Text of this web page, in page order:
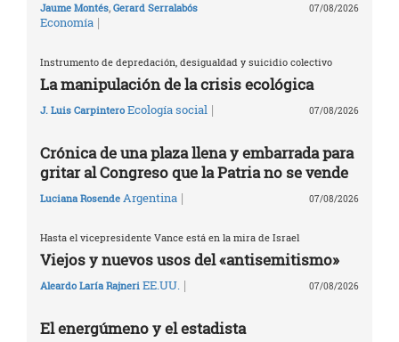
Jaume Montés, Gerard Serralabós
Economía |
07/08/2026
Instrumento de depredación, desigualdad y suicidio colectivo
La manipulación de la crisis ecológica
J. Luis Carpintero Ecología social | 07/08/2026
Crónica de una plaza llena y embarrada para
gritar al Congreso que la Patria no se vende
Luciana Rosende Argentina | 07/08/2026
Hasta el vicepresidente Vance está en la mira de Israel
Viejos y nuevos usos del «antisemitismo»
Aleardo Laría Rajneri EE.UU. | 07/08/2026
El energúmeno y el estadista